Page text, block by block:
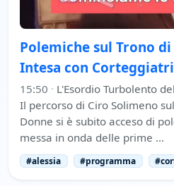
Polemiche sul Trono
Intesa con
15:50 · L'Esordio Turbolento
Il percorso di Ciro Solimeno
Donne si è subito acceso di
messa in onda delle prime …
#alessia #programma